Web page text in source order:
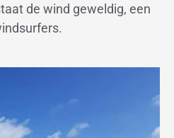
de wind geweldig, een